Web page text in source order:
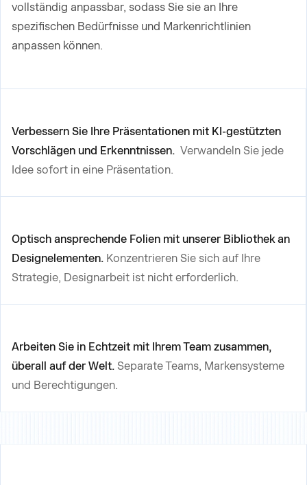
vollständig anpassbar, sodass Sie sie an Ihre
spezifischen Bedürfnisse und Markenrichtlinien
anpassen können.
Verbessern Sie Ihre Präsentationen mit KI-gestützten
Vorschlägen und Erkenntnissen. Verwandeln Sie jede
Idee sofort in eine Präsentation.
Optisch ansprechende Folien mit unserer Bibliothek an
Designelementen. Konzentrieren Sie sich auf Ihre
Strategie, Designarbeit ist nicht erforderlich.
Arbeiten Sie in Echtzeit mit Ihrem Team zusammen,
überall auf der Welt. Separate Teams, Markensysteme
und Berechtigungen.